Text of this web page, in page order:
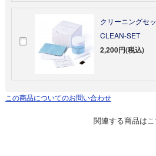
クリーニングセ
CLEAN-SET
2,200円(税込)
この商品についてのお問い合わせ
関連する商品はこ